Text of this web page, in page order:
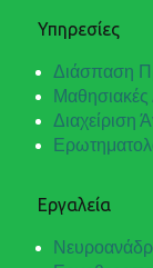
Υπηρεσίες
Διάσπαση
Μαθησιακές
Διαχείριση
Εργαλεία